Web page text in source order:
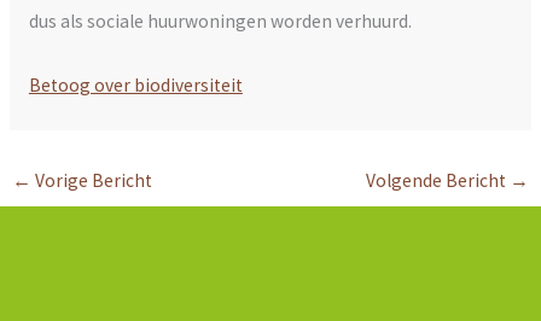
dus als sociale huurwoningen worden verhuurd.
Betoog over biodiversiteit
← Vorige Bericht Volgende Bericht →